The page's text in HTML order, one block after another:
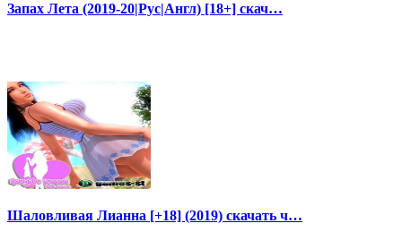
Запах Лета (2019-20|Рус|Англ) [18+] скач…
Шаловливая Лианна [+18] (2019) скачать ч…